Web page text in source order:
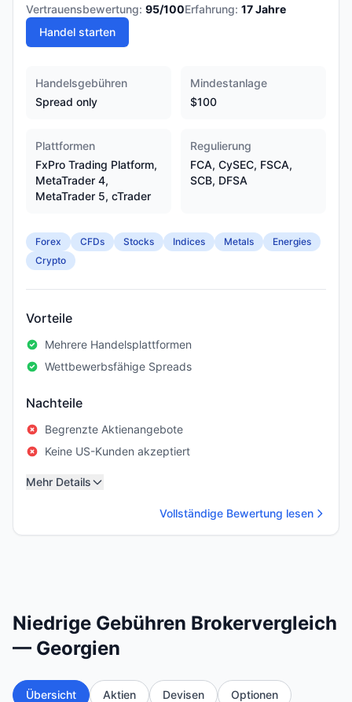
Vertrauensbewertung: 95/100Erfahrung: 17Jahre
Handel starten
Handelsgebühren
Spread only
Mindestanlage
$100
Plattformen
FxPro Trading Platform,
MetaTrader 4,
MetaTrader 5, cTrader
Regulierung
FCA, CySEC, FSCA,
SCB, DFSA
Forex CFDs Stocks Indices Metals
Energies
Crypto
Vorteile
Mehrere Handelsplattformen
Wettbewerbsfähige Spreads
Nachteile
Begrenzte Aktienangebote
Keine US-Kunden akzeptiert
Mehr Details
Vollständige Bewertung lesen
Niedrige Gebühren Brokervergleich
— Georgien
Übersicht Aktien Devisen Optionen